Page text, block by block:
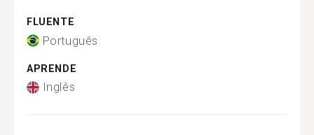
FLUENTE
Português
APRENDE
Inglês